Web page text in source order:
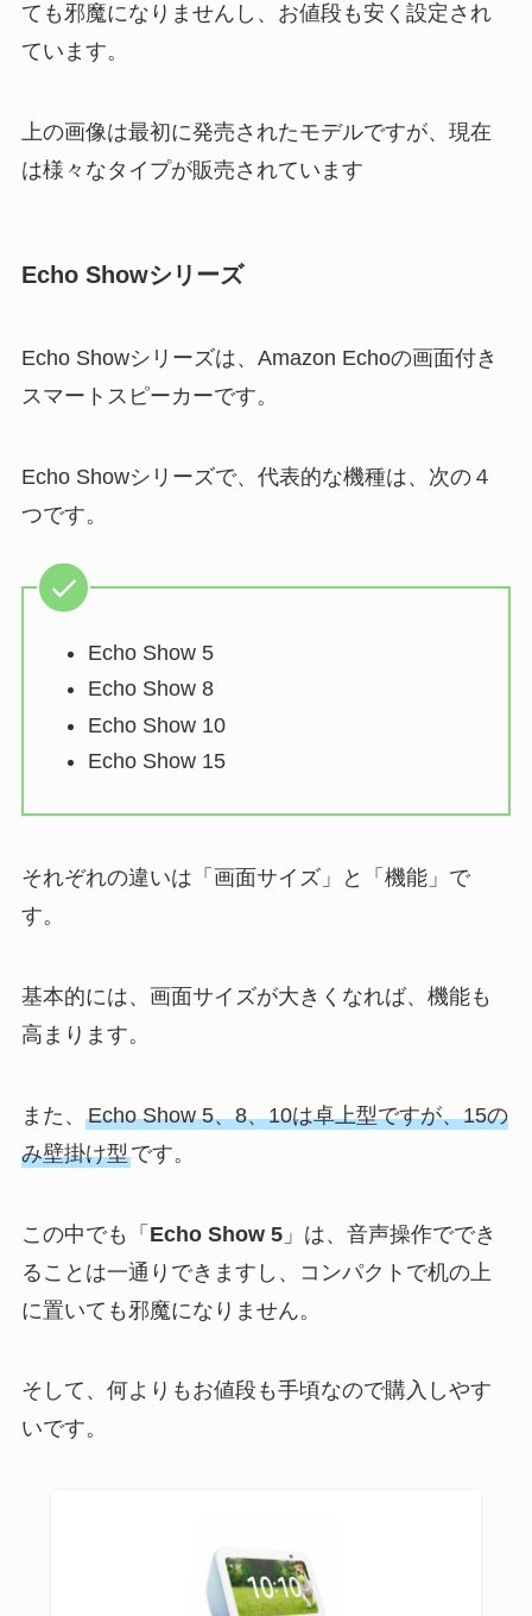
ても邪魔になりませんし、お値段も安く設定され
ています。
上の画像は最初に発売されたモデルですが、現在
は様々なタイプが販売されています
Echo Showシリーズ
Echo Showシリーズは、Amazon Echoの画面付き
スマートスピーカーです。
Echo Showシリーズで、代表的な機種は、次の４
つです。
Echo Show 5
Echo Show 8
Echo Show 10
Echo Show 15
それぞれの違いは「画面サイズ」と「機能」で
す。
基本的には、画面サイズが大きくなれば、機能も
高まります。
また、 Echo Show 5、8、10は卓上型ですが、15の
み壁掛け型です。
この中でも「 Echo Show 5」は、音声操作ででき
ることは一通りできますし、コンパクトで机の上
に置いても邪魔になりません。
そして、何よりもお値段も手頃なので購入しやす
いです。